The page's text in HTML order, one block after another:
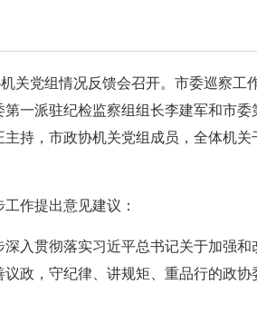
关党组情况反馈会召开。市委巡察工
一派驻纪检监察组组长李建军和市委
持，市政协机关党组成员，全体机关
作提出意见建议：
入贯彻落实习近平总书记关于加强和
政，守纪律、讲规矩、重品行的政协